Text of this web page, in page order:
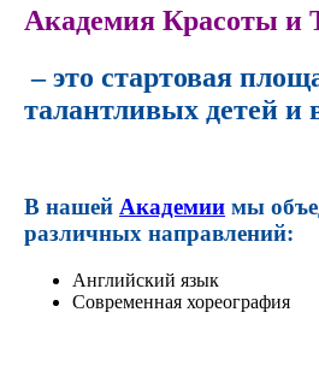
Академия Красоты и
– это стартовая
талантливых детей и
В нашей Академии мы
различных направлений:
Английский язык
Современная хореография